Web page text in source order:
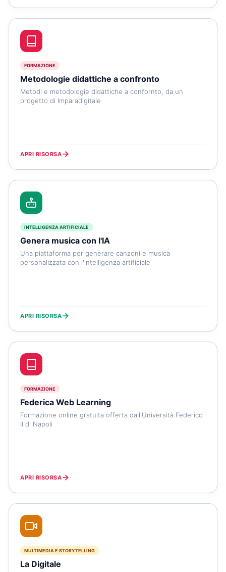
FORMAZIONE
Metodologie didattiche a confronto
Metodi e metodologie didattiche a confornto, da un
progetto di Imparadigitale
APRI RISORSA
INTELLIGENZA ARTIFICIALE
Genera musica con l'IA
Una piattaforma per generare canzoni e musica
personalizzata con l'intelligenza artificiale
APRI RISORSA
FORMAZIONE
Federica Web Learning
Formazione online gratuita offerta dall'Università Federico
II di Napoli
APRI RISORSA
MULTIMEDIA E STORYTELLING
La Digitale